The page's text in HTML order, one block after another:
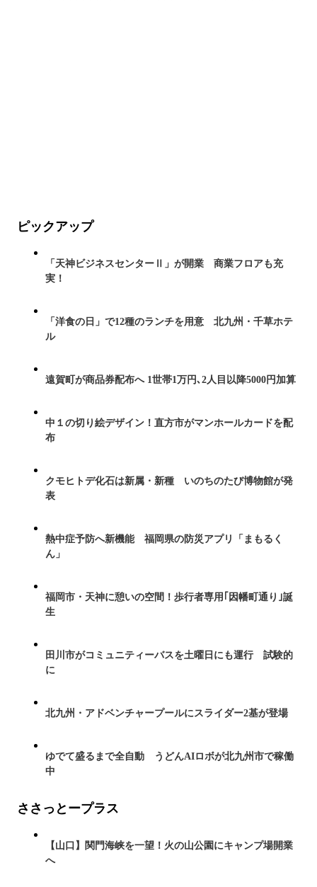
ピックアップ
「天神ビジネスセンターⅡ」が開業 商業フロアも充
実！
「洋食の日」で12種のランチを用意 北九州・千草ホテ
ル
遠賀町が商品券配布へ 1世帯1万円､2人目以降5000円加算
中１の切り絵デザイン！直方市がマンホールカードを配
布
クモヒトデ化石は新属・新種 いのちのたび博物館が発
表
熱中症予防へ新機能 福岡県の防災アプリ「まもるく
ん」
福岡市・天神に憩いの空間！歩行者専用｢因幡町通り｣誕
生
田川市がコミュニティーバスを土曜日にも運行 試験的
に
北九州・アドベンチャープールにスライダー2基が登場
ゆでて盛るまで全自動 うどんAIロボが北九州市で稼働
中
ささっとープラス
【山口】関門海峡を一望！火の山公園にキャンプ場開業
へ